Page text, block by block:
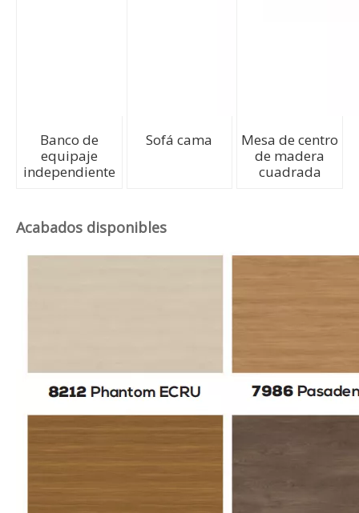
Banco de
equipaje
independiente
Sofá cama
Mesa de centro
de madera
cuadrada
Acabados disponibles